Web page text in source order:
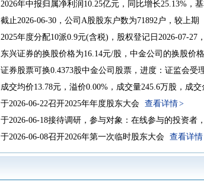
2026年中报归属净利润10.25亿元，同比增长25.13%，
截止2026-06-30，公司A股股东户数为71892户，较上期
2025年度分配10派0.9元(含税)，股权登记日2026-07-27
东兴证券的换股价格为16.14元/股，中金公司的换股价
证券股票可换0.4373股中金公司股票，进度：证监会受
成交均价13.78元，溢价0.00%，成交量245.6万股，成交
于2026-06-22召开2025年年度股东大会 查看详情
于2026-06-18接待调研，参与对象：在线参与的投资者
于2026-06-08召开2026年第一次临时股东大会 查看详情
2026年一季报归属净利润3.532亿元，同比下降7.02%，